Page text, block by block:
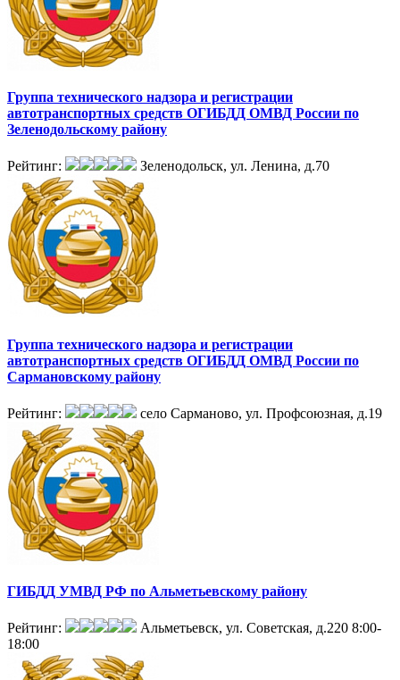
Группа технического надзора и регистрации
автотранспортных средств ОГИБДД ОМВД России по
Зеленодольскому району
Рейтинг: Зеленодольск, ул. Ленина, д.70
Группа технического надзора и регистрации
автотранспортных средств ОГИБДД ОМВД России по
Сармановскому району
Рейтинг: село Сарманово, ул. Профсоюзная, д.19
ГИБДД УМВД РФ по Альметьевскому району
Рейтинг: Альметьевск, ул. Советская, д.220 8:00-
18:00